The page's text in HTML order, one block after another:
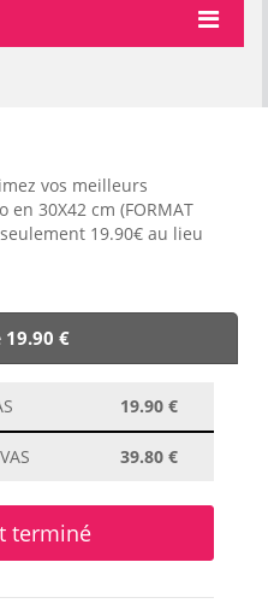
vos meilleurs
30X42 cm (FORMAT
19.90€ au lieu
19.90 €
19.90 €
39.80 €
terminé